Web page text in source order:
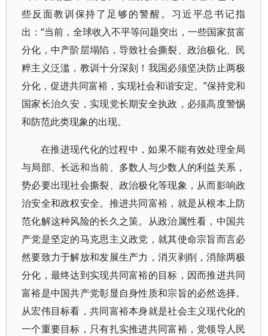
些反面教训保持了足够的警醒。习近平总书记指
出：“当前，全球收入不平等问题突出，一些国家贫富
分化，中产阶层塌陷，导致社会撕裂、政治极化、民
粹主义泛滥，教训十分深刻！我国必须坚决防止两极
分化，促进共同富裕，实现社会和谐安定。”保持党和
国家长治久安，实现党长期安全执政，必须高度警惕
和防范此类现象的出现。
在推进现代化的过程中，如果不能有效处理全局
与局部、长远和当前、多数人与少数人的利益关系，
势必要出现社会撕裂、政治极化等现象，从而影响政
治安全和政权安全。推进共同富裕，就是从根本上防
范化解这种风险的长久之策。从政治属性看，中国共
产党是坚定的马克思主义政党，就其使命宗旨而言必
然要致力于解放和发展生产力，消灭剥削，消除两极
分化，最终达到实现共同富裕的目标，因而推进共同
富裕是中国共产党彰显自身性质和宗旨的必然选择。
从宏伟目标看，共同富裕本身就是社会主义现代化的
一个重要目标，只有扎实推进共同富裕，党领导人民